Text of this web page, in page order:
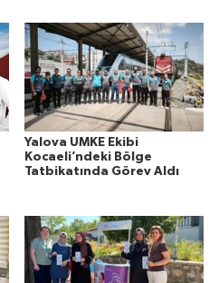
Yalova UMKE Ekibi
Kocaeli’ndeki Bölge
Tatbikatında Görev Aldı